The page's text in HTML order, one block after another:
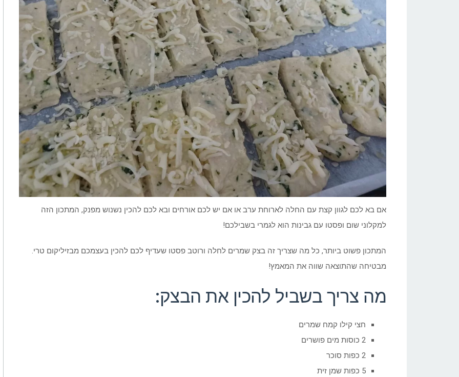
אם בא לכם לגוון קצת עם החלה לארוחת ערב או אם יש לכם אורחים ובא לכם להכין נשנוש מפנק, המתכון הזה
למקלוני שום ופסטו עם גבינות הוא לגמרי בשבילכם!
המתכון פשוט ביותר, כל מה שצריך זה בצק שמרים לחלה ורוטב פסטו שעדיף לכם להכין בעצמכם מבזיליקום טרי.
מבטיחה שהתוצאה שווה את המאמץ!
מה צריך בשביל להכין את הבצק:
חצי קילו קמח שמרים
2 כוסות מים פושרים
2 כפות סוכר
5 כפות שמן זית